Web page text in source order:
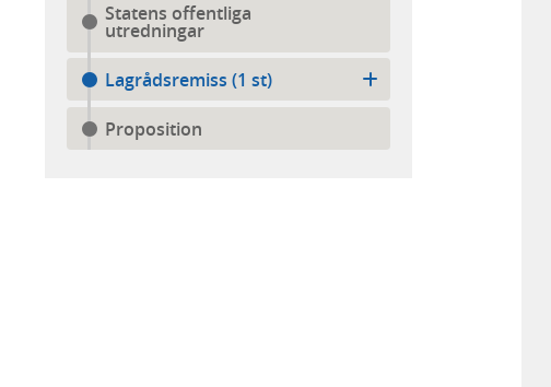
Statens offentliga
utredningar
Lagrådsremiss (1 st)
Proposition